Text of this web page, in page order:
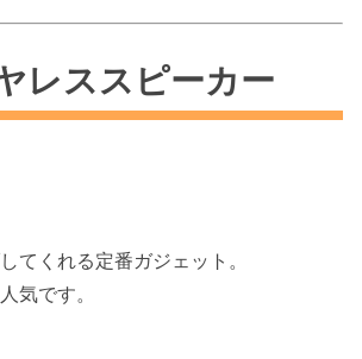
レススピーカー
てくれる定番ガジェット。
気です。